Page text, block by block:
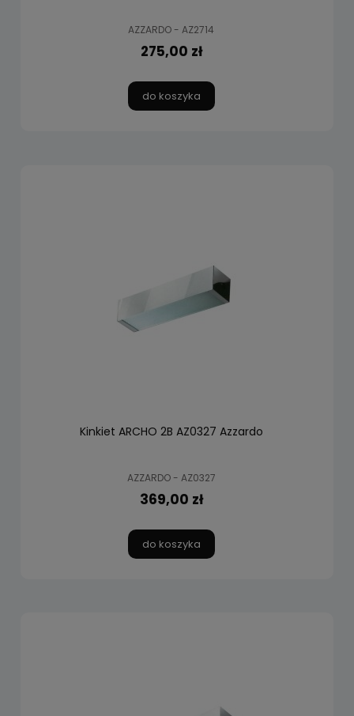
AZZARDO - AZ2714
275,00 zł
do koszyka
Kinkiet ARCHO 2B AZ0327 Azzardo
AZZARDO - AZ0327
369,00 zł
do koszyka